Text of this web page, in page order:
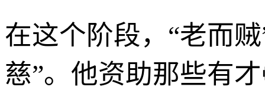
在这个阶段，“老而
慈”。他资助那些有